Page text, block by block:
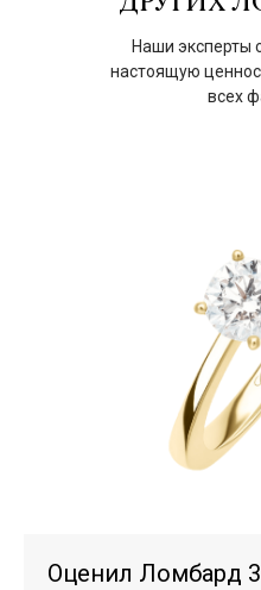
Наши эксперты
настоящую
всех
Оценил Ломбард